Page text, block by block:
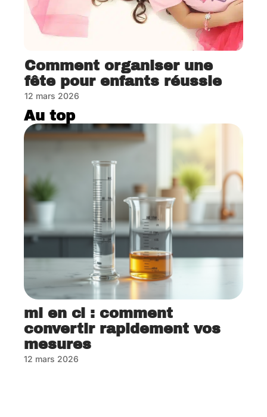
Comment organiser une
fête pour enfants réussie
12 mars 2026
Au top
ml en cl : comment
convertir rapidement vos
mesures
12 mars 2026